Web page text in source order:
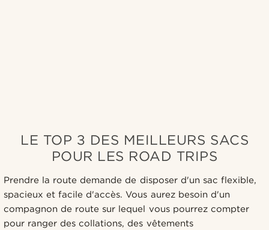
LE TOP 3 DES MEILLEURS SACS
POUR LES ROAD TRIPS
Prendre la route demande de disposer d'un sac flexible,
spacieux et facile d'accès. Vous aurez besoin d'un
compagnon de route sur lequel vous pourrez compter
pour ranger des collations, des vêtements